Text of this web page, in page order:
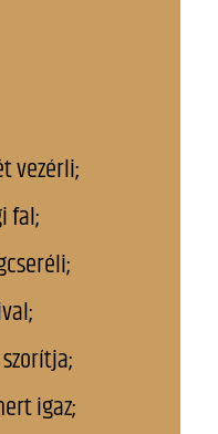
vezérli;
fal;
igaz;